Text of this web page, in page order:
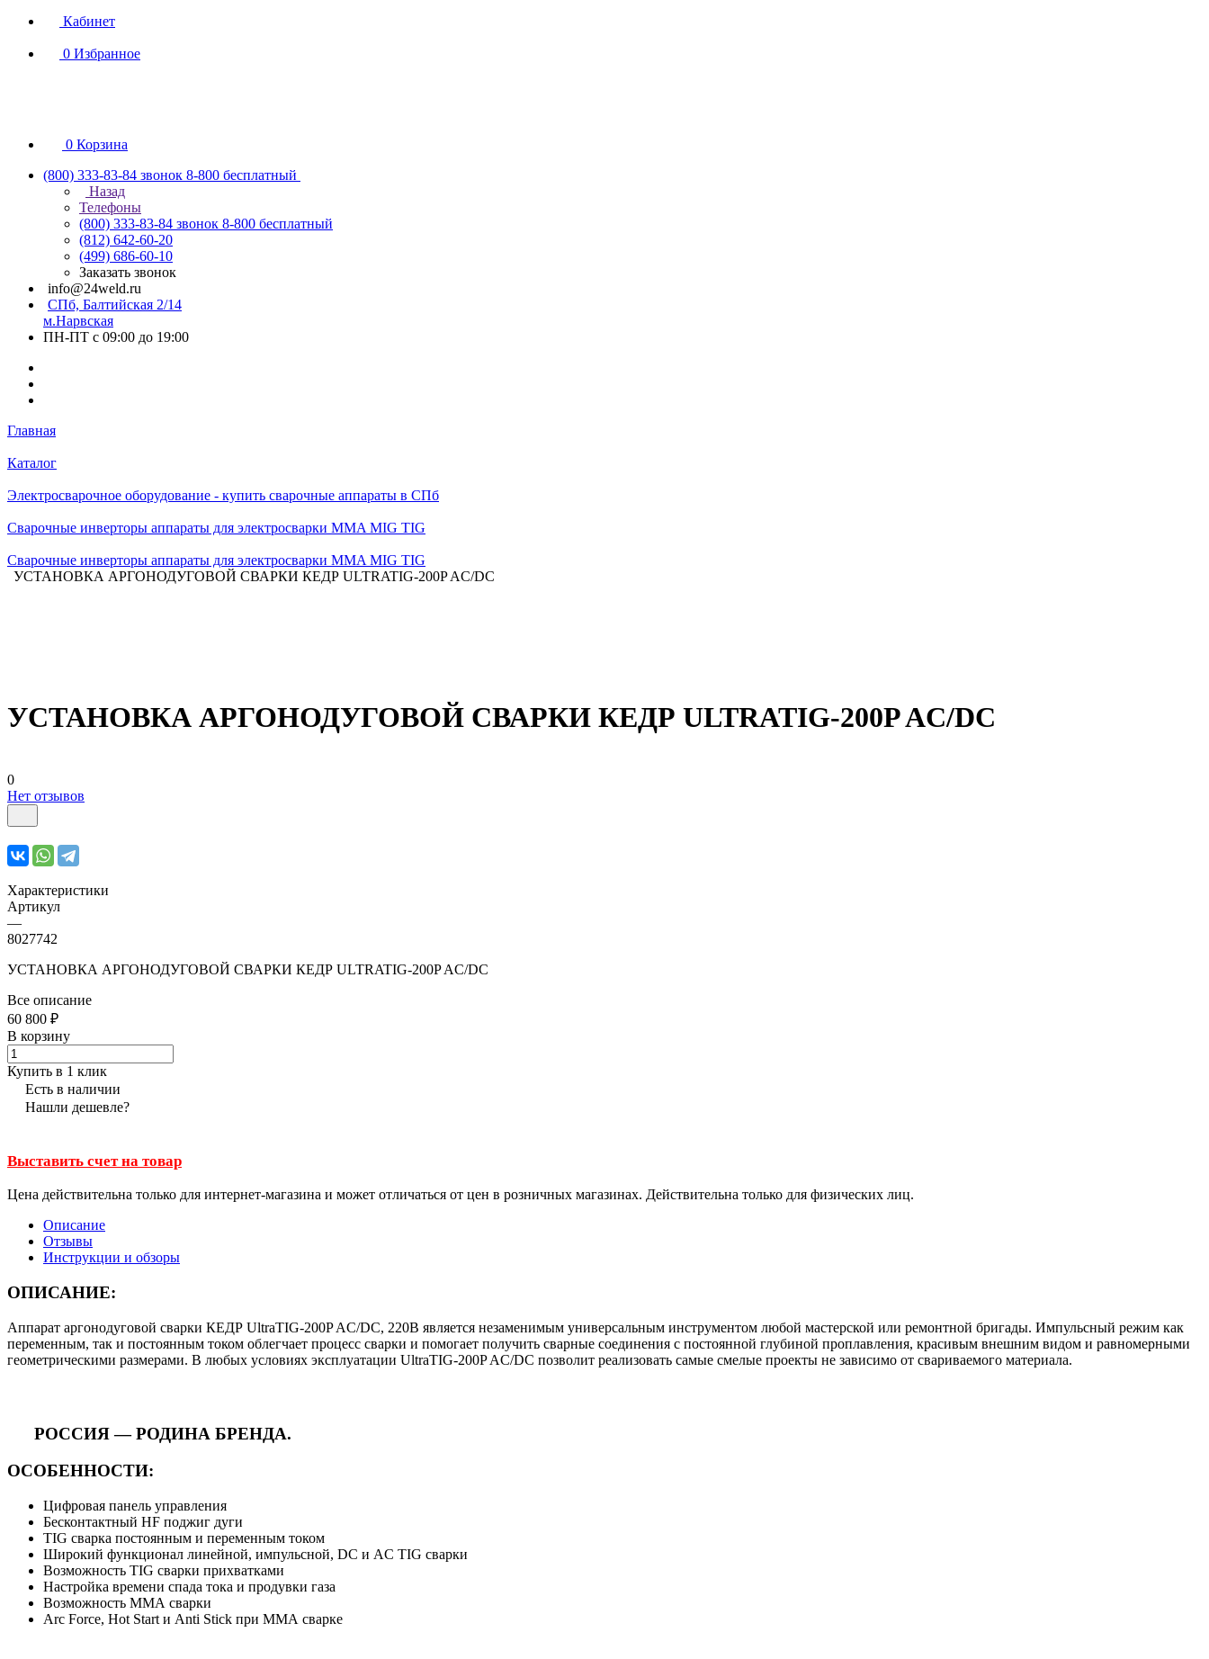
Кабинет
0 Избранное
0 Корзина
(800) 333-83-84 звонок 8-800 бесплатный
Назад
Телефоны
(800) 333-83-84 звонок 8-800 бесплатный
(812) 642-60-20
(499) 686-60-10
Заказать звонок
info@24weld.ru
СПб, Балтийская 2/14
м.Нарвская
ПН-ПТ с 09:00 до 19:00
Главная
Каталог
Электросварочное оборудование - купить сварочные аппараты в СПб
Сварочные инверторы аппараты для электросварки MMA MIG TIG
Сварочные инверторы аппараты для электросварки MMA MIG TIG
УСТАНОВКА АРГОНОДУГОВОЙ СВАРКИ КЕДР ULTRATIG-200P AC/DC
УСТАНОВКА АРГОНОДУГОВОЙ СВАРКИ КЕДР ULTRATIG-200P AC/DC
0
Нет отзывов
Характеристики
Артикул
—
8027742
УСТАНОВКА АРГОНОДУГОВОЙ СВАРКИ КЕДР ULTRATIG-200P AC/DC
Все описание
60 800 ₽
В корзину
Купить в 1 клик
Есть в наличии
Нашли дешевле?
Выставить счет на товар
Цена действительна только для интернет-магазина и может отличаться от цен в розничных магазинах. Действительна только для физических лиц.
Описание
Отзывы
Инструкции и обзоры
ОПИСАНИЕ:
Аппарат аргонодуговой сварки КЕДР UltraTIG-200P AC/DC, 220В является незаменимым универсальным инструментом любой мастерской или ремонтной бригады. Импульсный режим как
переменным, так и постоянным током облегчает процесс сварки и помогает получить сварные соединения с постоянной глубиной проплавления, красивым внешним видом и равномерными
геометрическими размерами. В любых условиях эксплуатации UltraTIG-200P AC/DC позволит реализовать самые смелые проекты не зависимо от свариваемого материала.
РОССИЯ — РОДИНА БРЕНДА.
ОСОБЕННОСТИ:
Цифровая панель управления
Бесконтактный HF поджиг дуги
TIG сварка постоянным и переменным током
Широкий функционал линейной, импульсной, DC и AC TIG сварки
Возможность TIG сварки прихватками
Настройка времени спада тока и продувки газа
Возможность ММА сварки
Arc Force, Hot Start и Anti Stick при ММА сварке